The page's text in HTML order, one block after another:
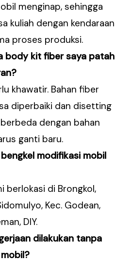
menginap, sehingga
kuliah dengan kendaraan
proses produksi.
body kit fiber saya patah
khawatir. Bahan fiber
diperbaiki dan disetting
dengan bahan
ganti baru.
modifikasi mobil
berlokasi di Brongkol,
Kec. Godean,
DIY.
dilakukan tanpa